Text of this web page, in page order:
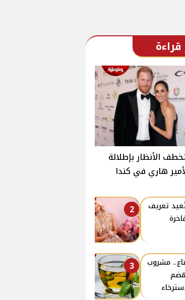
قراءة
الأنظار بإطلالة
هاري في كندا
2
تعريف
3
مشروب